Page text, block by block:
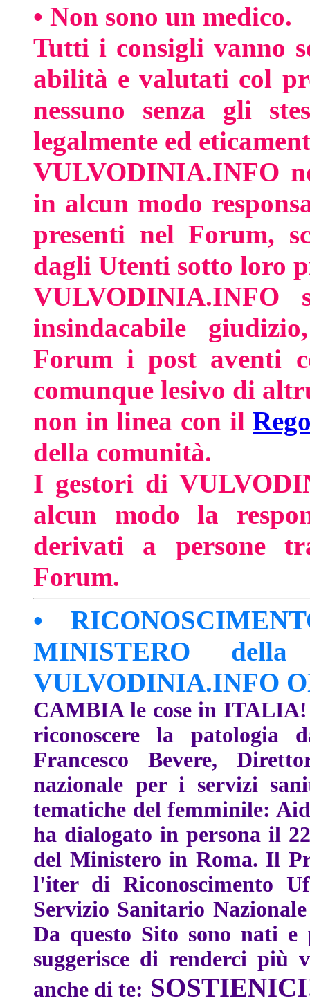
• Non sono un medico.
Tutti i consigli vanno
abilità e valutati col
nessuno senza gli
legalmente ed
VULVODINIA.INFO
in alcun modo
presenti nel Forum,
dagli Utenti sotto loro
insindacabile
Forum i post aventi
comunque lesivo di
non in linea con il
della comunità.
I gestori di
alcun modo la
derivati a persone
Forum.
•
MINISTERO
VULVODINIA.INFO
CAMBIA le cose in
riconoscere la patologia
Francesco Bevere,
nazionale per i servizi
tematiche del femminile:
ha dialogato in persona il
del Ministero in Roma. Il
l'iter di Riconoscimento
Servizio Sanitario
Da questo Sito sono nati
suggerisce di renderci più
anche di te: